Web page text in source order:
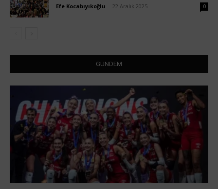
Efe Kocabıyıkoğlu 22 Aralık 2025 0
GÜNDEM